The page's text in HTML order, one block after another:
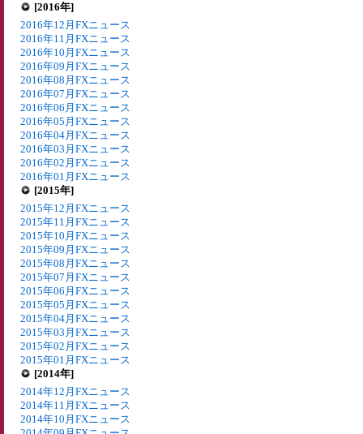
[2016年]
2016年12月FXニュース
2016年11月FXニュース
2016年10月FXニュース
2016年09月FXニュース
2016年08月FXニュース
2016年07月FXニュース
2016年06月FXニュース
2016年05月FXニュース
2016年04月FXニュース
2016年03月FXニュース
2016年02月FXニュース
2016年01月FXニュース
[2015年]
2015年12月FXニュース
2015年11月FXニュース
2015年10月FXニュース
2015年09月FXニュース
2015年08月FXニュース
2015年07月FXニュース
2015年06月FXニュース
2015年05月FXニュース
2015年04月FXニュース
2015年03月FXニュース
2015年02月FXニュース
2015年01月FXニュース
[2014年]
2014年12月FXニュース
2014年11月FXニュース
2014年10月FXニュース